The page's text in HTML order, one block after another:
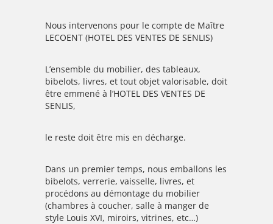
Nous intervenons pour le compte de Maître
LECOENT (HOTEL DES VENTES DE SENLIS)
L’ensemble du mobilier, des tableaux,
bibelots, livres, et tout objet valorisable, doit
être emmené à l’HOTEL DES VENTES DE
SENLIS,
le reste doit être mis en décharge.
Dans un premier temps, nous emballons les
bibelots, verrerie, vaisselle, livres, et
procédons au démontage du mobilier
(chambres à coucher, salle à manger de
style Louis XVI, miroirs, vitrines, etc…)